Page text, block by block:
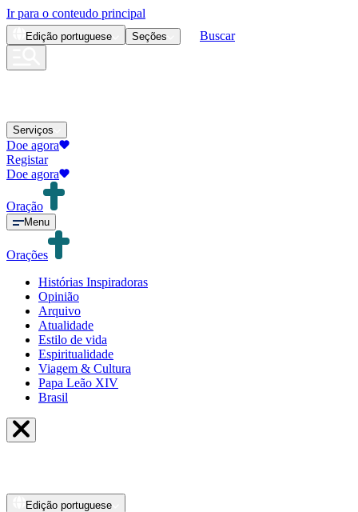
Ir para o conteudo principal
Edição portuguese Seções Buscar
Serviços
Doe agora
Registar
Doe agora
Oração
Menu
Orações
Histórias Inspiradoras
Opinião
Arquivo
Atualidade
Estilo de vida
Espiritualidade
Viagem & Cultura
Papa Leão XIV
Brasil
Edição portuguese